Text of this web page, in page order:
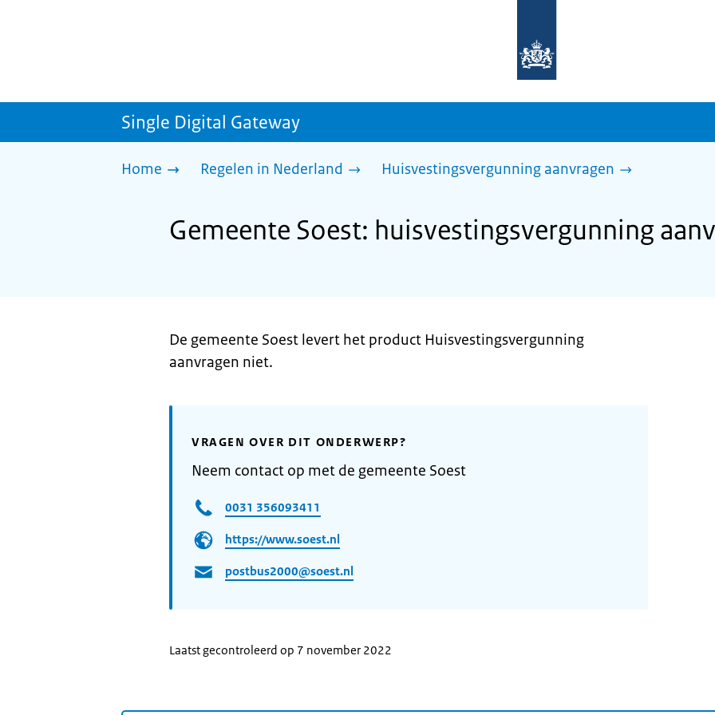
homepage
sdg.rijksoverheid.nl
Single Digital Gateway
Home Regelen in Nederland Huisvestingsvergunning aanvragen
Gemeente Soest: huisvestingsvergunning
De gemeente Soest levert het product Huisvestingsvergunning
aanvragen niet.
VRAGEN OVER DIT ONDERWERP?
Neem contact op met de gemeente Soest
0031 356093411
https://www.soest.nl
postbus2000@soest.nl
Laatst gecontroleerd op 7 november 2022